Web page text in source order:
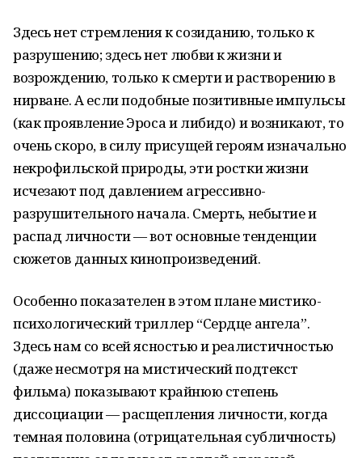
Здесь нет стремления к созиданию, только к
разрушению; здесь нет любви к жизни и
возрождению, только к смерти и растворению в
нирване. А если подобные позитивные импульсы
(как проявление Эроса и либидо) и возникают, то
очень скоро, в силу присущей героям изначально
некрофильской природы, эти ростки жизни
исчезают под давлением агрессивно-
разрушительного начала. Смерть, небытие и
распад личности — вот основные тенденции
сюжетов данных кинопроизведений.
Особенно показателен в этом плане мистико-
психологический триллер “Сердце ангела”.
Здесь нам со всей ясностью и реалистичностью
(даже несмотря на мистический подтекст
фильма) показывают крайнюю степень
диссоциации — расщепления личности, когда
темная половина (отрицательная субличность)